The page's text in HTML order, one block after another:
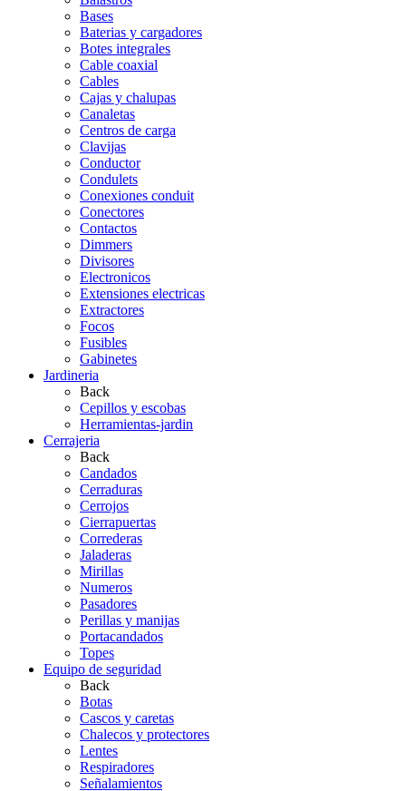
Bases
Baterias y cargadores
Botes integrales
Cable coaxial
Cables
Cajas y chalupas
Canaletas
Centros de carga
Clavijas
Conductor
Condulets
Conexiones conduit
Conectores
Contactos
Dimmers
Divisores
Electronicos
Extensiones electricas
Extractores
Focos
Fusibles
Gabinetes
Jardineria
Back
Cepillos y escobas
Herramientas-jardin
Cerrajeria
Back
Candados
Cerraduras
Cerrojos
Cierrapuertas
Correderas
Jaladeras
Mirillas
Numeros
Pasadores
Perillas y manijas
Portacandados
Topes
Equipo de seguridad
Back
Botas
Cascos y caretas
Chalecos y protectores
Lentes
Respiradores
Señalamientos